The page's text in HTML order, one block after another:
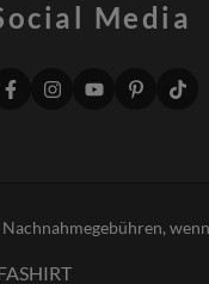
Media
Nachnahmegebühren,